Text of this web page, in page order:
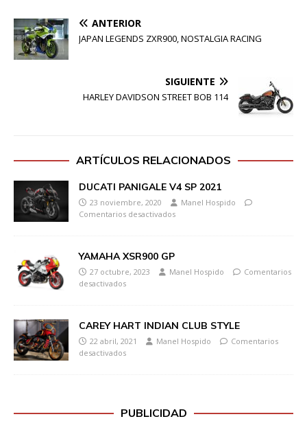
ANTERIOR
JAPAN LEGENDS ZXR900, NOSTALGIA RACING
SIGUIENTE
HARLEY DAVIDSON STREET BOB 114
ARTÍCULOS RELACIONADOS
DUCATI PANIGALE V4 SP 2021
23 noviembre, 2020
Manel Hospido
Comentarios desactivados
YAMAHA XSR900 GP
27 octubre, 2023 Manel Hospido
Comentarios
desactivados
CAREY HART INDIAN CLUB STYLE
22 abril, 2021 Manel Hospido
Comentarios
desactivados
PUBLICIDAD